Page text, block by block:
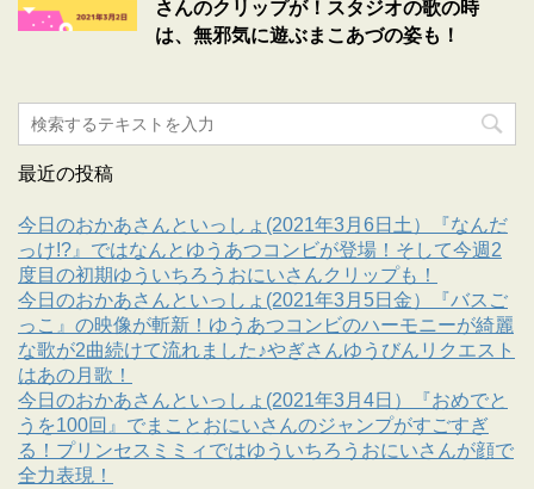
さんのクリップが！スタジオの歌の時
は、無邪気に遊ぶまこあづの姿も！
最近の投稿
今日のおかあさんといっしょ(2021年3月6日土）『なんだ
っけ!?』ではなんとゆうあつコンビが登場！そして今週2
度目の初期ゆういちろうおにいさんクリップも！
今日のおかあさんといっしょ(2021年3月5日金）『バスご
っこ』の映像が斬新！ゆうあつコンビのハーモニーが綺麗
な歌が2曲続けて流れました♪やぎさんゆうびんリクエスト
はあの月歌！
今日のおかあさんといっしょ(2021年3月4日）『おめでと
うを100回』でまことおにいさんのジャンプがすごすぎ
る！プリンセスミミィではゆういちろうおにいさんが顔で
全力表現！